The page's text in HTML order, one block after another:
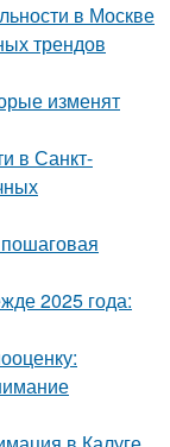
в Москве
трендов
изменят
в Санкт-
2025 года: